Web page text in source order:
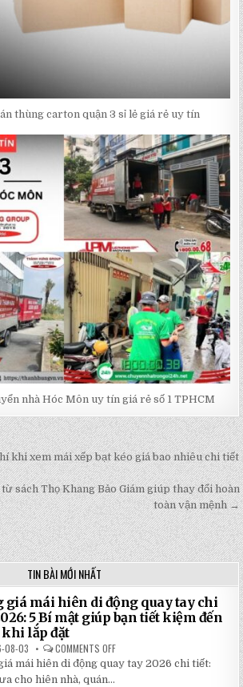
thùng carton quận 3 sỉ lẻ giá rẻ uy tín
nhà Hóc Môn uy tín giá rẻ số 1 TPHCM
khi xem mái xếp bạt kéo giá bao nhiêu chi tiết
sách Thọ Khang Bảo Giám giúp thay đổi hoàn
toàn vận mệnh →
TIN BÀI MỚI NHẤT
giá mái hiên di động quay tay chi
5 Bí mật giúp bạn tiết kiệm đến
lắp đặt
08-03 COMMENTS OFF
BẢNG
GIÁ
mái hiên di động quay tay 2026 chi tiết:
cho hiên nhà, quán...